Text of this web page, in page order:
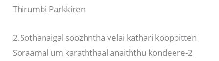
Thirumbi Parkkiren
2.Sothanaigal soozhntha velai kathari kooppitten
Soraamal um karaththaal anaiththu kondeere-2